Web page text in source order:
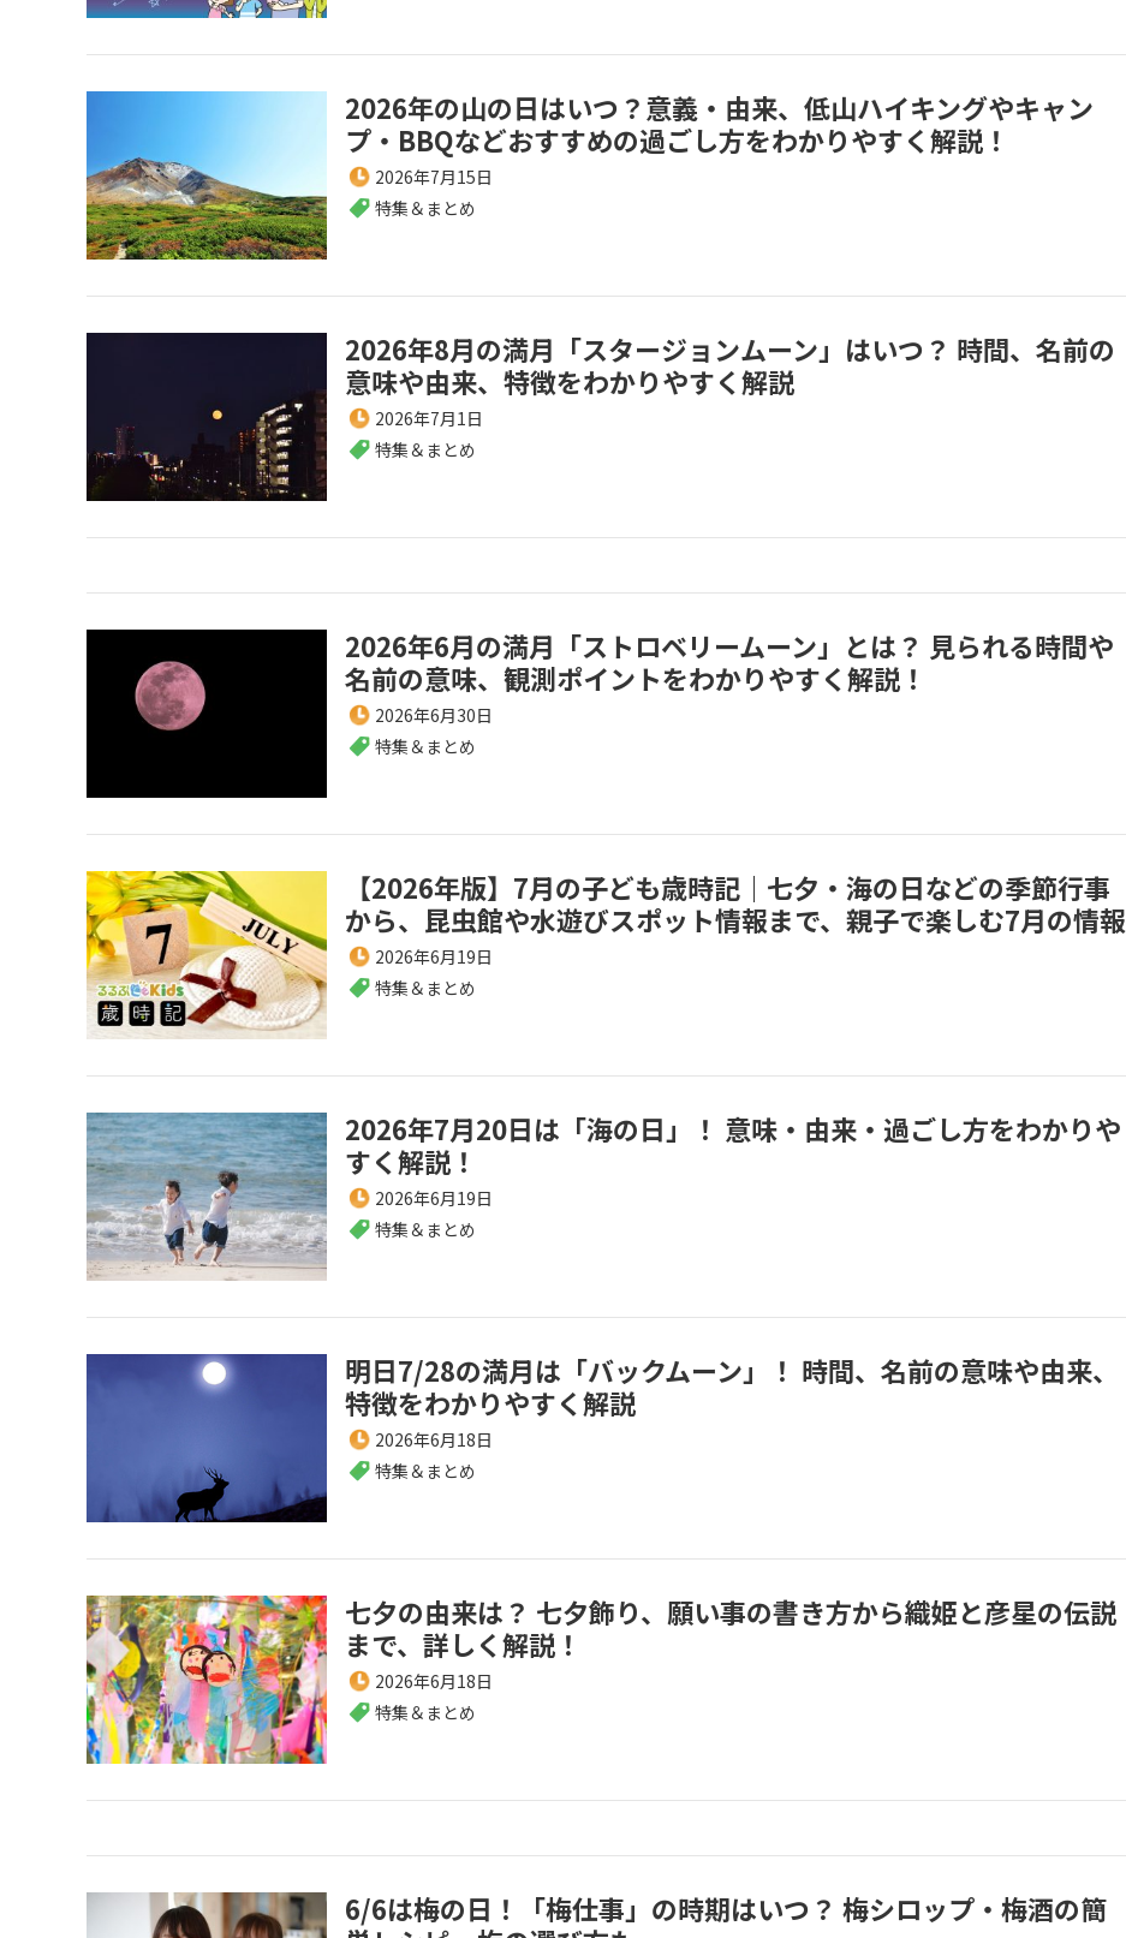
2026年の山の日はいつ？意義・由来、低山ハイキングやキャン
プ・BBQなどおすすめの過ごし方をわかりやすく解説！
2026年7月15日
特集＆まとめ
2026年8月の満月「スタージョンムーン」はいつ？ 時間、名前の
意味や由来、特徴をわかりやすく解説
2026年7月1日
特集＆まとめ
2026年6月の満月「ストロベリームーン」とは？ 見られる時間や
名前の意味、観測ポイントをわかりやすく解説！
2026年6月30日
特集＆まとめ
【2026年版】7月の子ども歳時記｜七夕・海の日などの季節行事
から、昆虫館や水遊びスポット情報まで、親子で楽しむ7月の情報
2026年6月19日
特集＆まとめ
2026年7月20日は「海の日」！ 意味・由来・過ごし方をわかりや
すく解説！
2026年6月19日
特集＆まとめ
明日7/28の満月は「バックムーン」！ 時間、名前の意味や由来、
特徴をわかりやすく解説
2026年6月18日
特集＆まとめ
七夕の由来は？ 七夕飾り、願い事の書き方から織姫と彦星の伝説
まで、詳しく解説！
2026年6月18日
特集＆まとめ
6/6は梅の日！「梅仕事」の時期はいつ？ 梅シロップ・梅酒の簡